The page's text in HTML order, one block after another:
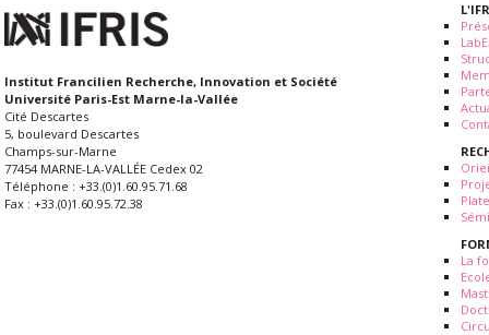
Institut Francilien Recherche, Innovation et Société
Université Paris-Est Marne-la-Vallée
Cité Descartes
5, boulevard Descartes
Champs-sur-Marne
77454 MARNE-LA-VALLÉE Cedex 02
Téléphone : +33.(0)1.60.95.71.68
Fax : +33.(0)1.60.95.72.38
La